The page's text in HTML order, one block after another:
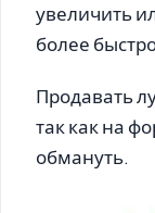
увеличить
более
Продавать
так как на
обмануть.